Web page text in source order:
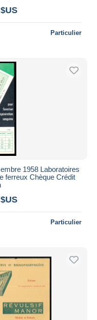
Particulier
1958 Laboratoires
ferreux Chèque Crédit
Particulier